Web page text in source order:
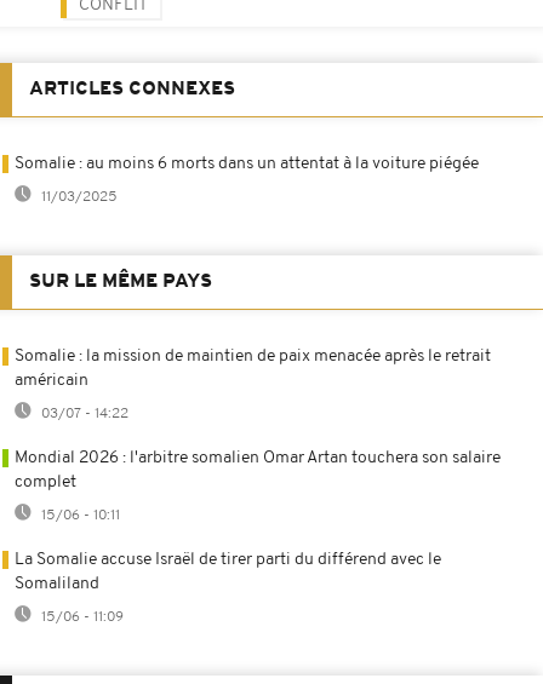
CONFLIT
ARTICLES CONNEXES
Somalie : au moins 6 morts dans un attentat à la voiture piégée
11/03/2025
SUR LE MÊME PAYS
Somalie : la mission de maintien de paix menacée après le retrait
américain
03/07 - 14:22
Mondial 2026 : l'arbitre somalien Omar Artan touchera son salaire
complet
15/06 - 10:11
La Somalie accuse Israël de tirer parti du différend avec le
Somaliland
15/06 - 11:09